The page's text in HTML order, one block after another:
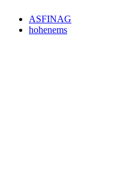
ASFINAG
hohenems